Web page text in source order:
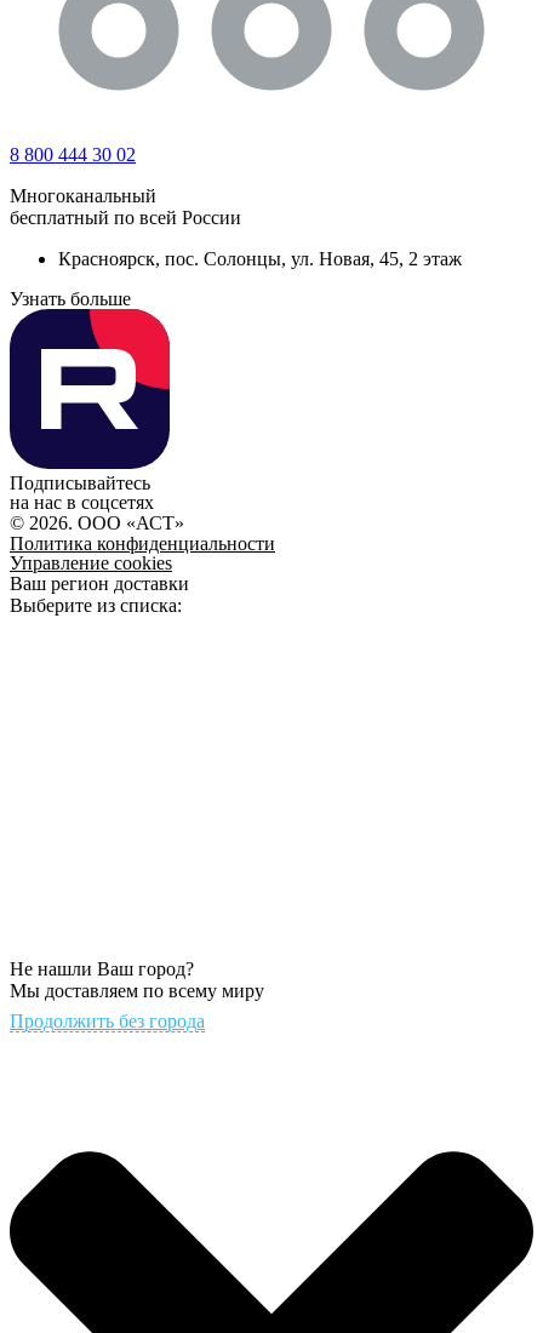
8 800 444 30 02
Многоканальный
бесплатный по всей России
Красноярск, пос. Солонцы, ул. Новая, 45, 2 этаж
Узнать больше
Подписывайтесь
на нас в соцсетях
© 2026. ООО «АСТ»
Политика конфиденциальности
Управление cookies
Ваш регион доставки
Выберите из списка:
Не нашли Ваш город?
Мы доставляем по всему миру
Продолжить без города